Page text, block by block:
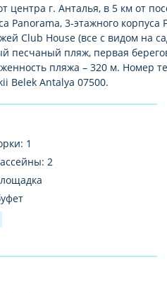
центра г. Анталья, в 5 км от
Panorama, 3-этажного
Club House (все с видом на
песчаный пляж, первая
пляжа – 320 м. Номер
Belek Antalya 07500.
1
2
(4–12 лет)
по запросу, платно